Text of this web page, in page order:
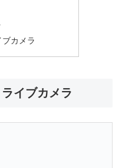
カメラ
イブカメラ